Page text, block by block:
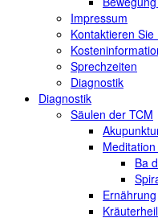
Impressum
Kontaktieren Sie
Sprechzeiten
Diagnostik
Diagnostik
Säulen der TCM
Ba
Ernährung